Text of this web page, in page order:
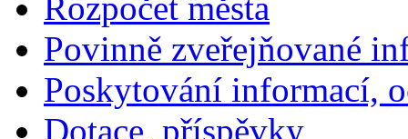
Rozpočet města
Povinně zveřejňované
Poskytování informací,
Dotace, příspěvky